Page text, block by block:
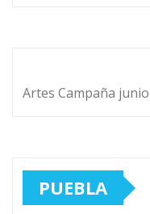
Artes Campaña
PUEBLA